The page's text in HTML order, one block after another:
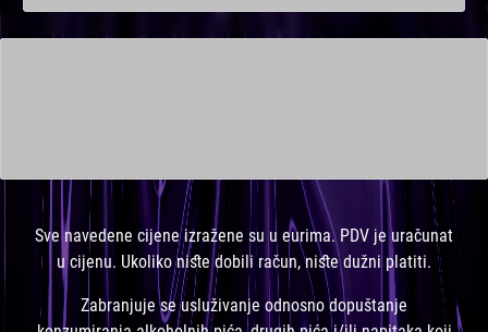
Sve navedene cijene izražene su u eurima. PDV je uračunat
u cijenu. Ukoliko niste dobili račun, niste dužni platiti.
Zabranjuje se usluživanje odnosno dopuštanje